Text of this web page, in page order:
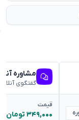
مشاوره
گفتگوی
قیمت
۳۴۹,۰۰۰ تومان